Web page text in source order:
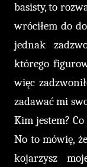
basisty, to
wróciłem do
jednak
którego
więc
zadawać mi
Kim jestem?
No to mówię,
kojarzysz